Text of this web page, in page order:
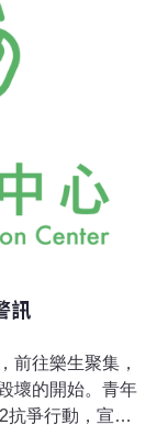
民間團體，在法
請命，要求立法
樂生院的阿公阿
生之年，等到一
訊
前往樂生聚集，
壞的開始。青年
抗爭行動，宣示